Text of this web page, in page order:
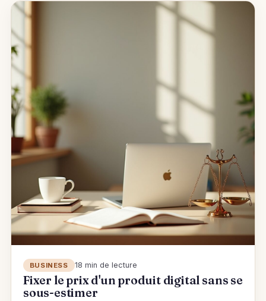
BUSINESS 18 min de lecture
Fixer le prix d'un produit digital sans se
sous-estimer